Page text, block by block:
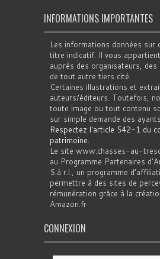
INFORMATIONS IMPORTANTES
Les informations données sur
titre indicatif. Il vous
auprès des organisateurs, des
de tout autre tiers cité.
Certaines illustrations et
auteurs/éditeurs. Toutefois,
toute image ou tout contenu
sur simple demande des
Respectez l'article 542-1 du
patrimoine.
Le site www.chasses-au-
au Programme Partenaires
S.à r.l., un programme
permettre à des sites de
rémunération grâce à la
Amazon.fr
CONNEXION